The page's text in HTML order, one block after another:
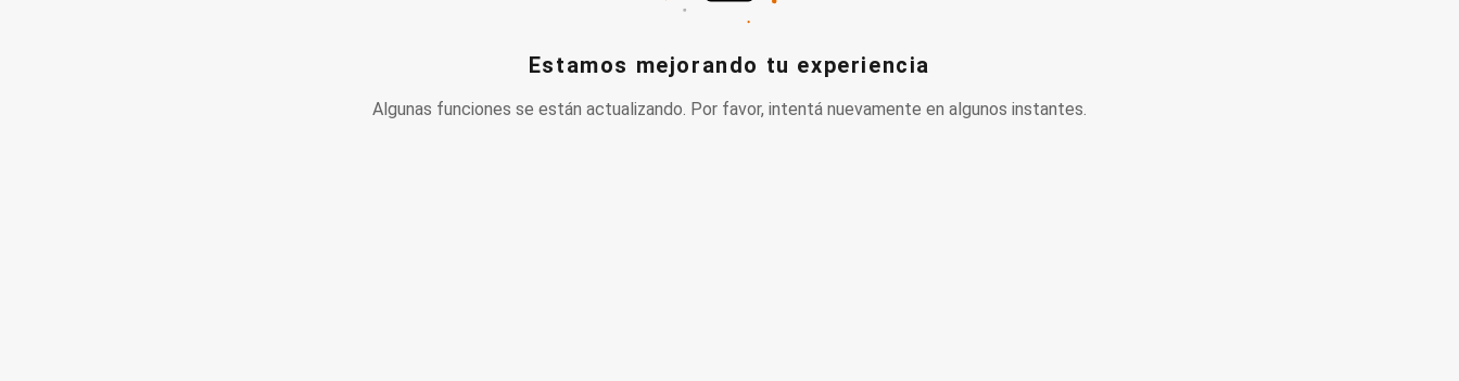
Estamos mejorando tu experiencia
Algunas funciones se están actualizando. Por favor, intentá nuevamente en algunos instantes.